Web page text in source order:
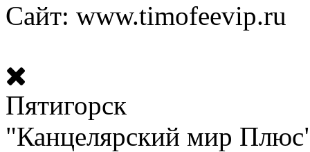
Сайт: www.timofeevip.ru
Пятигорск
"Канцелярский мир